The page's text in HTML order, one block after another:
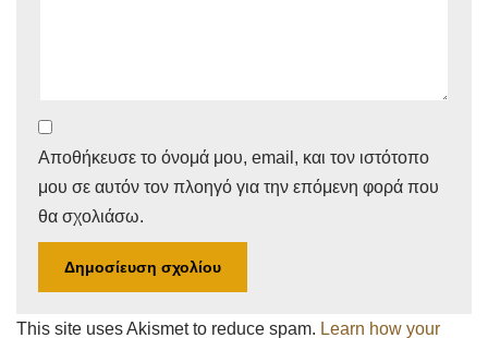
Αποθήκευσε το όνομά μου, email, και τον ιστότοπο
μου σε αυτόν τον πλοηγό για την επόμενη φορά που
θα σχολιάσω.
This site uses Akismet to reduce spam. Learn how your